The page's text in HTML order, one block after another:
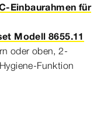
Einbaurahmen für
Modell 8655.11
oder oben, 2-
​Funktion